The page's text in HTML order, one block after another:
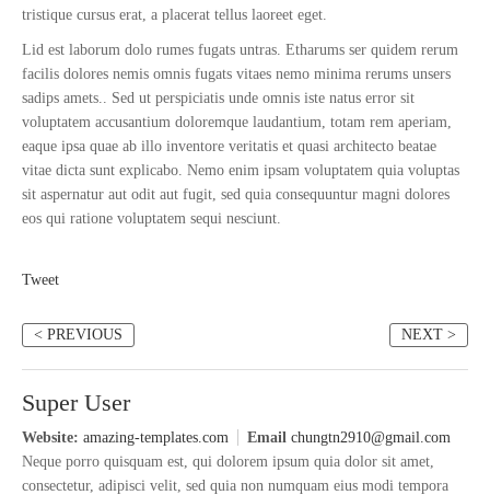
tristique cursus erat, a placerat tellus laoreet eget.
Lid est laborum dolo rumes fugats untras. Etharums ser quidem rerum
facilis dolores nemis omnis fugats vitaes nemo minima rerums unsers
sadips amets.. Sed ut perspiciatis unde omnis iste natus error sit
voluptatem accusantium doloremque laudantium, totam rem aperiam,
eaque ipsa quae ab illo inventore veritatis et quasi architecto beatae
vitae dicta sunt explicabo. Nemo enim ipsam voluptatem quia voluptas
sit aspernatur aut odit aut fugit, sed quia consequuntur magni dolores
eos qui ratione voluptatem sequi nesciunt.
Tweet
< PREVIOUS NEXT >
Super User
Website: amazing-templates.com Email chungtn2910@gmail.com
Neque porro quisquam est, qui dolorem ipsum quia dolor sit amet,
consectetur, adipisci velit, sed quia non numquam eius modi tempora